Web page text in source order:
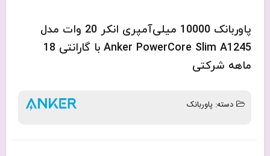
پاوربانک 10000 میلی‌آمپری انکر 20 وات مدل
Anker PowerCore Slim A1245 با گارانتی 18
ماهه شرکتی
دسته: پاوربانک